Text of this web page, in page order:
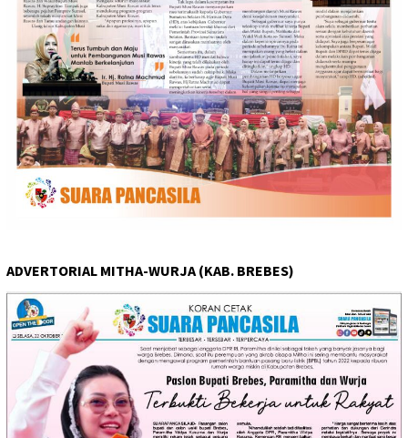
ADVERTORIAL MITHA-WURJA (KAB. BREBES)